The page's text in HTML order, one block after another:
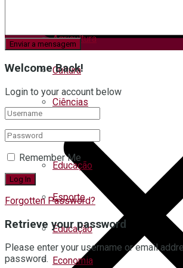
Agricultura
Cultura
Ciências
Economia
Educação
Esporte
Educação
Economia
Welcome Back!
Login to your account below
Remember Me
Forgotten Password?
Retrieve your password
Please enter your username or email
password.